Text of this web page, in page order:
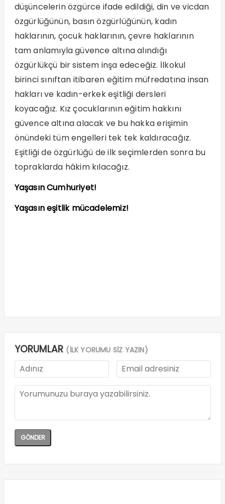
düşüncelerin özgürce ifade edildiği, din ve vicdan
özgürlüğünün, basın özgürlüğünün, kadın
haklarının, çocuk haklarının, çevre haklarının
tam anlamıyla güvence altına alındığı
özgürlükçü bir sistem inşa edeceğiz. İlkokul
birinci sınıftan itibaren eğitim müfredatına insan
hakları ve kadın-erkek eşitliği dersleri
koyacağız. Kız çocuklarının eğitim hakkını
güvence altına alacak ve bu hakka erişimin
önündeki tüm engelleri tek tek kaldıracağız.
Eşitliği de özgürlüğü de ilk seçimlerden sonra bu
topraklarda hâkim kılacağız.
Yaşasın Cumhuriyet!
Yaşasın eşitlik mücadelemiz!
YORUMLAR (İLK YORUMU SİZ YAZIN)